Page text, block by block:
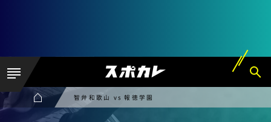
智弁和歌山 vs 報徳学園